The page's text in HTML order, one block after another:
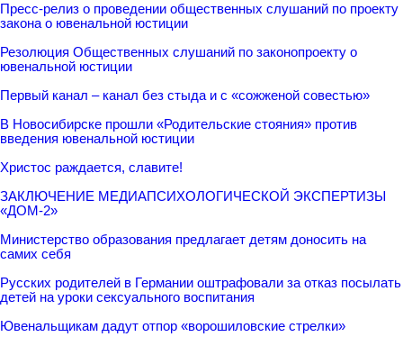
Пресс-релиз о проведении общественных слушаний по проекту
закона о ювенальной юстиции
Резолюция Общественных слушаний по законопроекту о
ювенальной юстиции
Первый канал – канал без стыда и с «сожженой совестью»
В Новосибирске прошли «Родительские стояния» против
введения ювенальной юстиции
Христос раждается, славите!
ЗАКЛЮЧЕНИЕ МЕДИАПСИХОЛОГИЧЕСКОЙ ЭКСПЕРТИЗЫ
«ДОМ-2»
Министерство образования предлагает детям доносить на
самих себя
Русских родителей в Германии оштрафовали за отказ посылать
детей на уроки сексуального воспитания
Ювенальщикам дадут отпор «ворошиловские стрелки»